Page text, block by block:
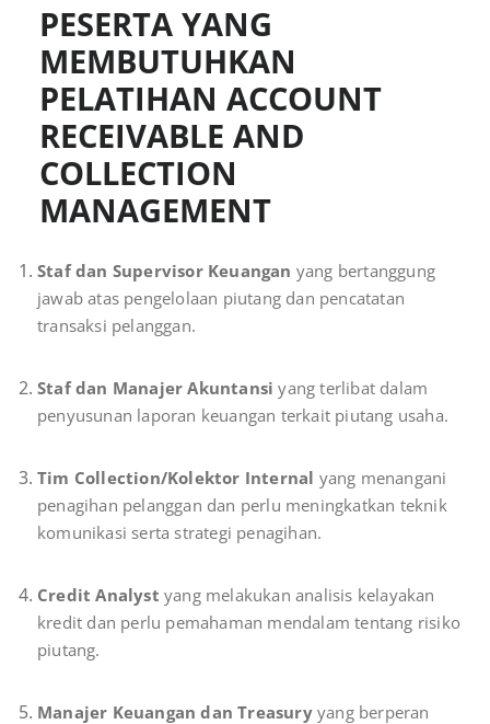
PESERTA YANG
MEMBUTUHKAN
PELATIHAN ACCOUNT
RECEIVABLE AND
COLLECTION
MANAGEMENT
Staf dan Supervisor Keuangan yang bertanggung
jawab atas pengelolaan piutang dan pencatatan
transaksi pelanggan.
Staf dan Manajer Akuntansi yang terlibat dalam
penyusunan laporan keuangan terkait piutang usaha.
Tim Collection/Kolektor Internal yang menangani
penagihan pelanggan dan perlu meningkatkan teknik
komunikasi serta strategi penagihan.
Credit Analyst yang melakukan analisis kelayakan
kredit dan perlu pemahaman mendalam tentang risiko
piutang.
Manajer Keuangan dan Treasuryyang berperan